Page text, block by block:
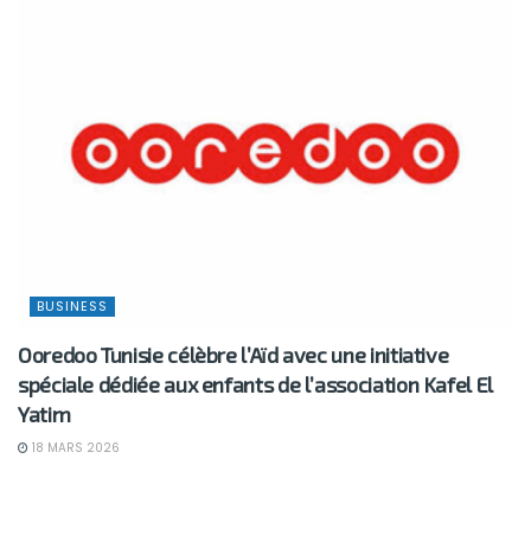
BUSINESS
Ooredoo Tunisie célèbre l’Aïd avec une initiative
spéciale dédiée aux enfants de l’association Kafel El
Yatim
18 MARS 2026